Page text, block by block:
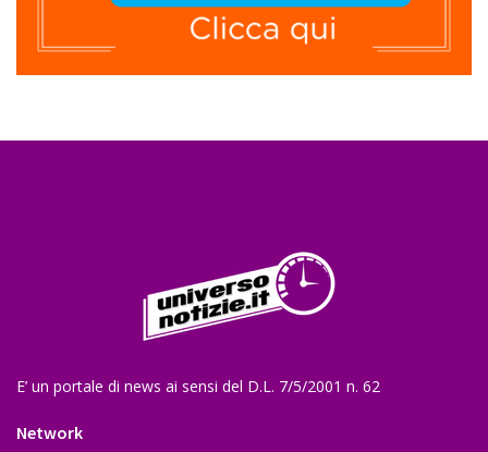
E’ un portale di news ai sensi del D.L. 7/5/2001 n. 62
Network